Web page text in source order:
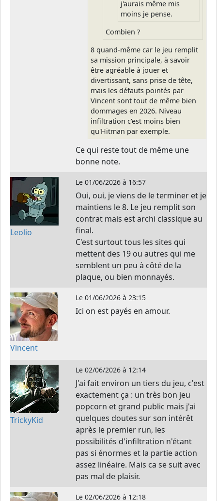
j'aurais même mis
moins je pense.
Combien ?
8 quand-même car le jeu remplit
sa mission principale, à savoir
être agréable à jouer et
divertissant, sans prise de tête,
mais les défauts pointés par
Vincent sont tout de même bien
dommages en 2026. Niveau
infiltration c'est moins bien
qu'Hitman par exemple.
Ce qui reste tout de même une
bonne note.
Leolio
Le01/06/2026 à 16:57
Oui, oui, je viens de le terminer et je
maintiens le 8. Le jeu remplit son
contrat mais est archi classique au
final.
C'est surtout tous les sites qui
mettent des 19 ou autres qui me
semblent un peu à côté de la
plaque, ou bien monnayés.
Vincent
Le01/06/2026 à 23:15
Ici on est payés en amour.
TrickyKid
Le02/06/2026 à 12:14
J'ai fait environ un tiers du jeu, c'est
exactement ça : un très bon jeu
popcorn et grand public mais j'ai
quelques doutes sur son intérêt
après le premier run, les
possibilités d'infiltration n'étant
pas si énormes et la partie action
assez linéaire. Mais ca se suit avec
pas mal de plaisir.
Le02/06/2026 à 12:18